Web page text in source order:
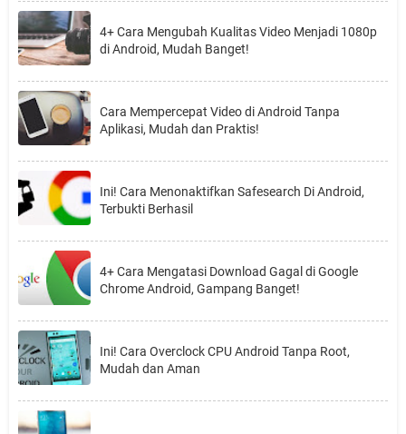
4+ Cara Mengubah Kualitas Video Menjadi 1080p
di Android, Mudah Banget!
Cara Mempercepat Video di Android Tanpa
Aplikasi, Mudah dan Praktis!
Ini! Cara Menonaktifkan Safesearch Di Android,
Terbukti Berhasil
4+ Cara Mengatasi Download Gagal di Google
Chrome Android, Gampang Banget!
Ini! Cara Overclock CPU Android Tanpa Root,
Mudah dan Aman